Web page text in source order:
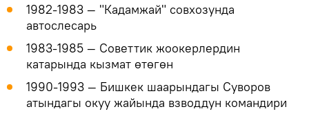
1982-1983 — "Кадамжай" совхозунда
автослесарь
1983-1985 — Советтик жоокерлердин
катарында кызмат өтөгөн
1990-1993 — Бишкек шаарындагы Суворов
атындагы окуу жайында взводдун командири